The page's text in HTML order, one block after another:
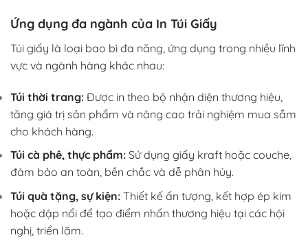
Ứng dụng đa ngành của In Túi Giấy
Túi giấy là loại bao bì đa năng, ứng dụng trong nhiều lĩnh
vực và ngành hàng khác nhau:
Túi thời trang: Được in theo bộ nhận diện thương hiệu,
tăng giá trị sản phẩm và nâng cao trải nghiệm mua sắm
cho khách hàng.
Túi cà phê, thực phẩm: Sử dụng giấy kraft hoặc couche,
đảm bảo an toàn, bền chắc và dễ phân hủy.
Túi quà tặng, sự kiện: Thiết kế ấn tượng, kết hợp ép kim
hoặc dập nổi để tạo điểm nhấn thương hiệu tại các hội
nghị, triển lãm.